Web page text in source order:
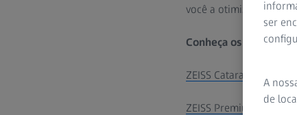
você a otimizar a
Conheça os fluxos de
ZEISS Cataract Workflow
ZEISS Premium
ser
A
de